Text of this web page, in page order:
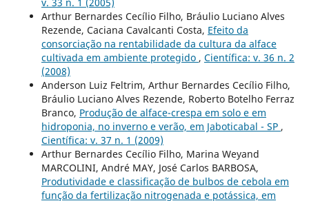
Arthur Bernardes Cecílio Filho, Bráulio Luciano Alves
Rezende, Caciana Cavalcanti Costa, Efeito da
consorciação na rentabilidade da cultura da alface
cultivada em ambiente protegido , Científica: v. 36 n. 2
(2008)
Anderson Luiz Feltrim, Arthur Bernardes Cecílio Filho,
Bráulio Luciano Alves Rezende, Roberto Botelho Ferraz
Branco, Produção de alface-crespa em solo e em
hidroponia, no inverno e verão, em Jaboticabal - SP ,
Científica: v. 37 n. 1 (2009)
Arthur Bernardes Cecílio Filho, Marina Weyand
MARCOLINI, André MAY, José Carlos BARBOSA,
Produtividade e classificação de bulbos de cebola em
função da fertilização nitrogenada e potássica, em